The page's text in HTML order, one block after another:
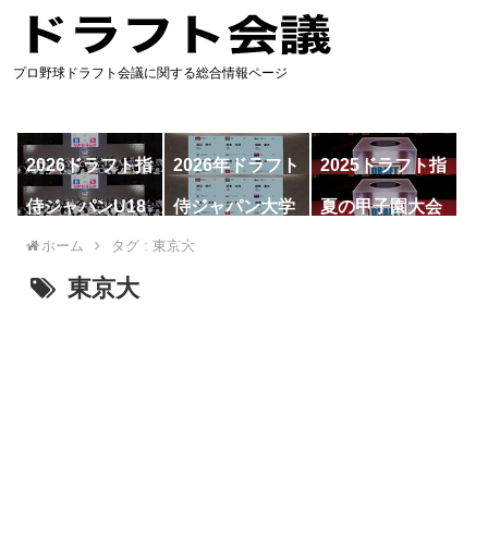
プロ野球ドラフト会議に関する総合情報ページ
2026ドラフト指
名予想
2026年ドラフト
候補
2025ドラフト指
名一覧
侍ジャパンU18
代表
侍ジャパン大学
代表
夏の甲子園大会
ホーム タグ : 東京大
東京大